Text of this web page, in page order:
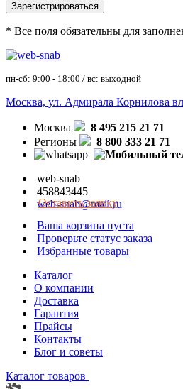
* Все поля обязательны для
пн-сб: 9:00 - 18:00 / вс: выходной
Москва, ул. Адмирала Корнилова
Москва
8 495 215 21 71
Регионы
8 800 333 21 71
web-snab
458843445
web-snab@mail.ru
Оставить заявку
Ваша корзина пуста
Проверьте статус заказа
Избранные товары
Каталог
О компании
Доставка
Гарантия
Прайсы
Контакты
Блог и советы
Каталог товаров